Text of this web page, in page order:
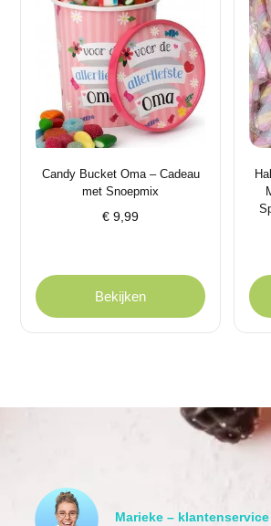
Candy Bucket Oma – Cadeau
met Snoepmix
€ 9,99
Bekijken
Marieke – klantenservice